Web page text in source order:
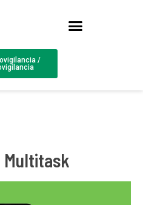
/
Multitask